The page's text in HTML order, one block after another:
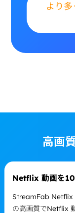
より
高画
Netflix 動画を
StreamFab Netflix
の高画質でNetflix